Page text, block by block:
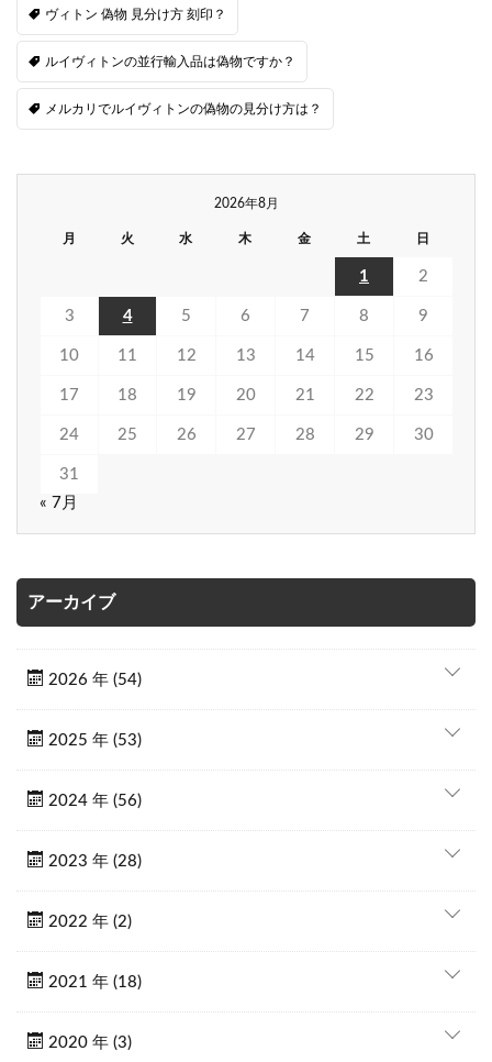
ヴィトン 偽物 見分け方 刻印？
ルイヴィトンの並行輸入品は偽物ですか？
メルカリでルイヴィトンの偽物の見分け方は？
2026年8月
月 火 水 木 金 土 日
1 2
3 4 5 6 7 8 9
10 11 12 13 14 15 16
17 18 19 20 21 22 23
24 25 26 27 28 29 30
31
« 7月
アーカイブ
2026 年 (54)
2025 年 (53)
2024 年 (56)
2023 年 (28)
2022 年 (2)
2021 年 (18)
2020 年 (3)